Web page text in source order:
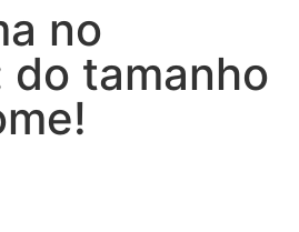
no
do tamanho